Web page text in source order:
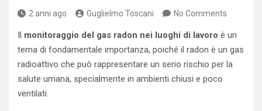
2 anni ago Guglielmo Toscani No Comments
Il monitoraggio del gas radon nei luoghi di lavoro è un
tema di fondamentale importanza, poiché il radon è un gas
radioattivo che può rappresentare un serio rischio per la
salute umana, specialmente in ambienti chiusi e poco
ventilati.